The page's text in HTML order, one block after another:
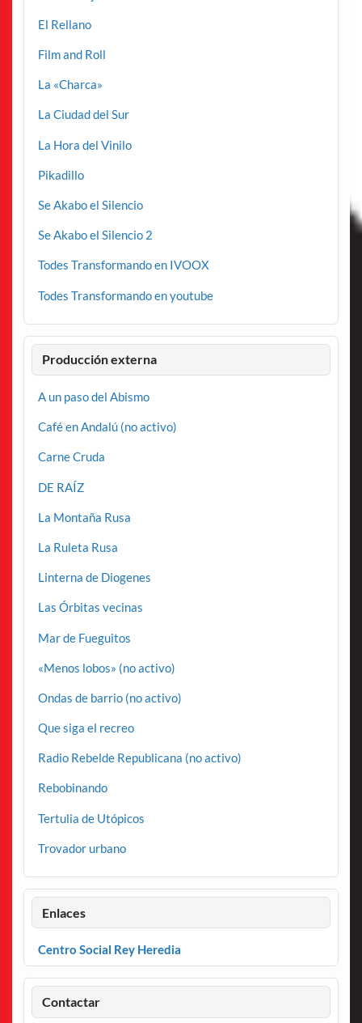
El Rellano
Film and Roll
La «Charca»
La Ciudad del Sur
La Hora del Vinilo
Pikadillo
Se Akabo el Silencio
Se Akabo el Silencio 2
Todes Transformando en IVOOX
Todes Transformando en youtube
Producción externa
A un paso del Abismo
Café en Andalú (no activo)
Carne Cruda
DE RAÍZ
La Montaña Rusa
La Ruleta Rusa
Linterna de Diogenes
Las Órbitas vecinas
Mar de Fueguitos
«Menos lobos» (no activo)
Ondas de barrio (no activo)
Que siga el recreo
Radio Rebelde Republicana (no activo)
Rebobinando
Tertulia de Utópicos
Trovador urbano
Enlaces
Centro Social Rey Heredia
Contactar